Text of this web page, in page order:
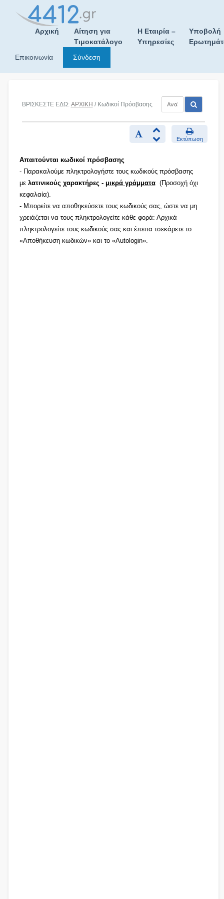
Αρχική
Αίτηση για
Τιμοκατάλογο
Η Εταιρία –
Υπηρεσίες
Υποβολή
Επικοινωνία
Σύνδεση
ΒΡΙΣΚΕΣΤΕ ΕΔΩ: ΑΡΧΙΚΗ / Κωδικοί Πρόσβασης
Εκτύπωση
Απαιτούνται κωδικοί πρόσβασης
- Παρακαλούμε πληκτρολογήστε τους κωδικούς πρόσβασης
με λατινικούς χαρακτήρες - μικρά γράμματα(Προσοχή όχι
κεφαλαία).
- Μπορείτε να αποθηκεύσετε τους κωδικούς σας, ώστε να μη
χρειάζεται να τους πληκτρολογείτε κάθε φορά: Αρχικά
πληκτρολογείτε τους κωδικούς σας και έπειτα τσεκάρετε το
«Αποθήκευση κωδικών» και το «Autologin».